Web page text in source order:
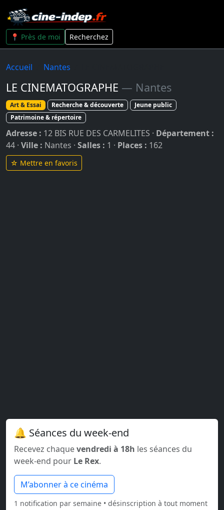
📍 Près de moi Recherchez
Accueil Nantes
LE CINEMATOGRAPHE — Nantes
Art & Essai Recherche & découverte
Jeune public
Patrimoine & répertoire
Adresse : 12 BIS RUE DES CARMELITES · Département :
44 · Ville : Nantes · Salles : 1 · Places : 162
☆ Mettre en favoris
🔔 Séances du week-end
Recevez chaquevendredi à 18h les séances du
week-end pour Le Rex.
M’abonner à ce cinéma
1 notification par semaine • désinscription à tout moment